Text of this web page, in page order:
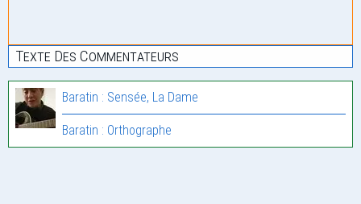
Texte Des Commentateurs
Baratin : Sensée, La Dame
Baratin : Orthographe